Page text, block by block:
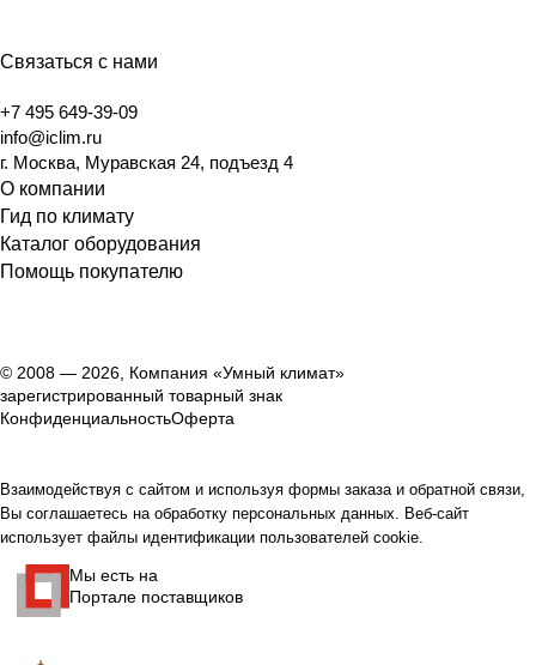
Связаться с нами
+7 495 649-39-09
info@iclim.ru
г. Москва, Муравская 24, подъезд 4
О компании
Гид по климату
Каталог оборудования
Помощь покупателю
© 2008 — 2026, Компания «Умный климат»
зарегистрированный товарный знак
КонфиденциальностьОферта
Взаимодействуя с сайтом и используя формы заказа и обратной связи,
Вы соглашаетесь на обработку персональных данных. Веб-сайт
использует файлы идентификации пользователей cookie.
Мы есть на
Портале поставщиков